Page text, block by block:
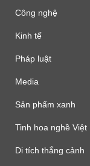
Công nghệ
Kinh tế
Pháp luật
Media
Sản phẩm xanh
Tinh hoa nghề Việt
Di tích thắng cảnh